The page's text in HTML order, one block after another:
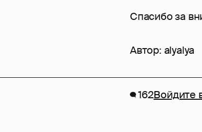
Спасибо за
Автор: alyalya
162Войдите